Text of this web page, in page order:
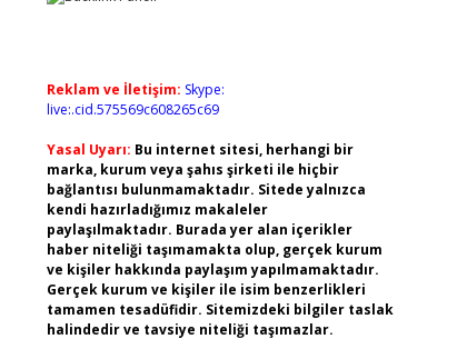
Reklam ve İletişim: Skype:
live:.cid.575569c608265c69
Yasal Uyarı: Bu internet sitesi, herhangi bir
marka, kurum veya şahıs şirketi ile hiçbir
bağlantısı bulunmamaktadır. Sitede yalnızca
kendi hazırladığımız makaleler
paylaşılmaktadır. Burada yer alan içerikler
haber niteliği taşımamakta olup, gerçek kurum
ve kişiler hakkında paylaşım yapılmamaktadır.
Gerçek kurum ve kişiler ile isim benzerlikleri
tamamen tesadüfidir. Sitemizdeki bilgiler taslak
halindedir ve tavsiye niteliği taşımazlar.